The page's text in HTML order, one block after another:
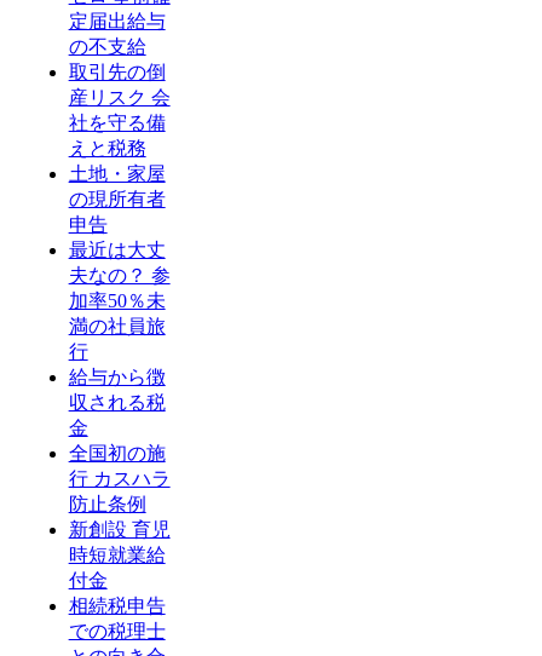
定届出給与
の不支給
取引先の倒
産リスク 会
社を守る備
えと税務
土地・家屋
の現所有者
申告
最近は大丈
夫なの？ 参
加率50％未
満の社員旅
行
給与から徴
収される税
金
全国初の施
行 カスハラ
防止条例
新創設 育児
時短就業給
付金
相続税申告
での税理士